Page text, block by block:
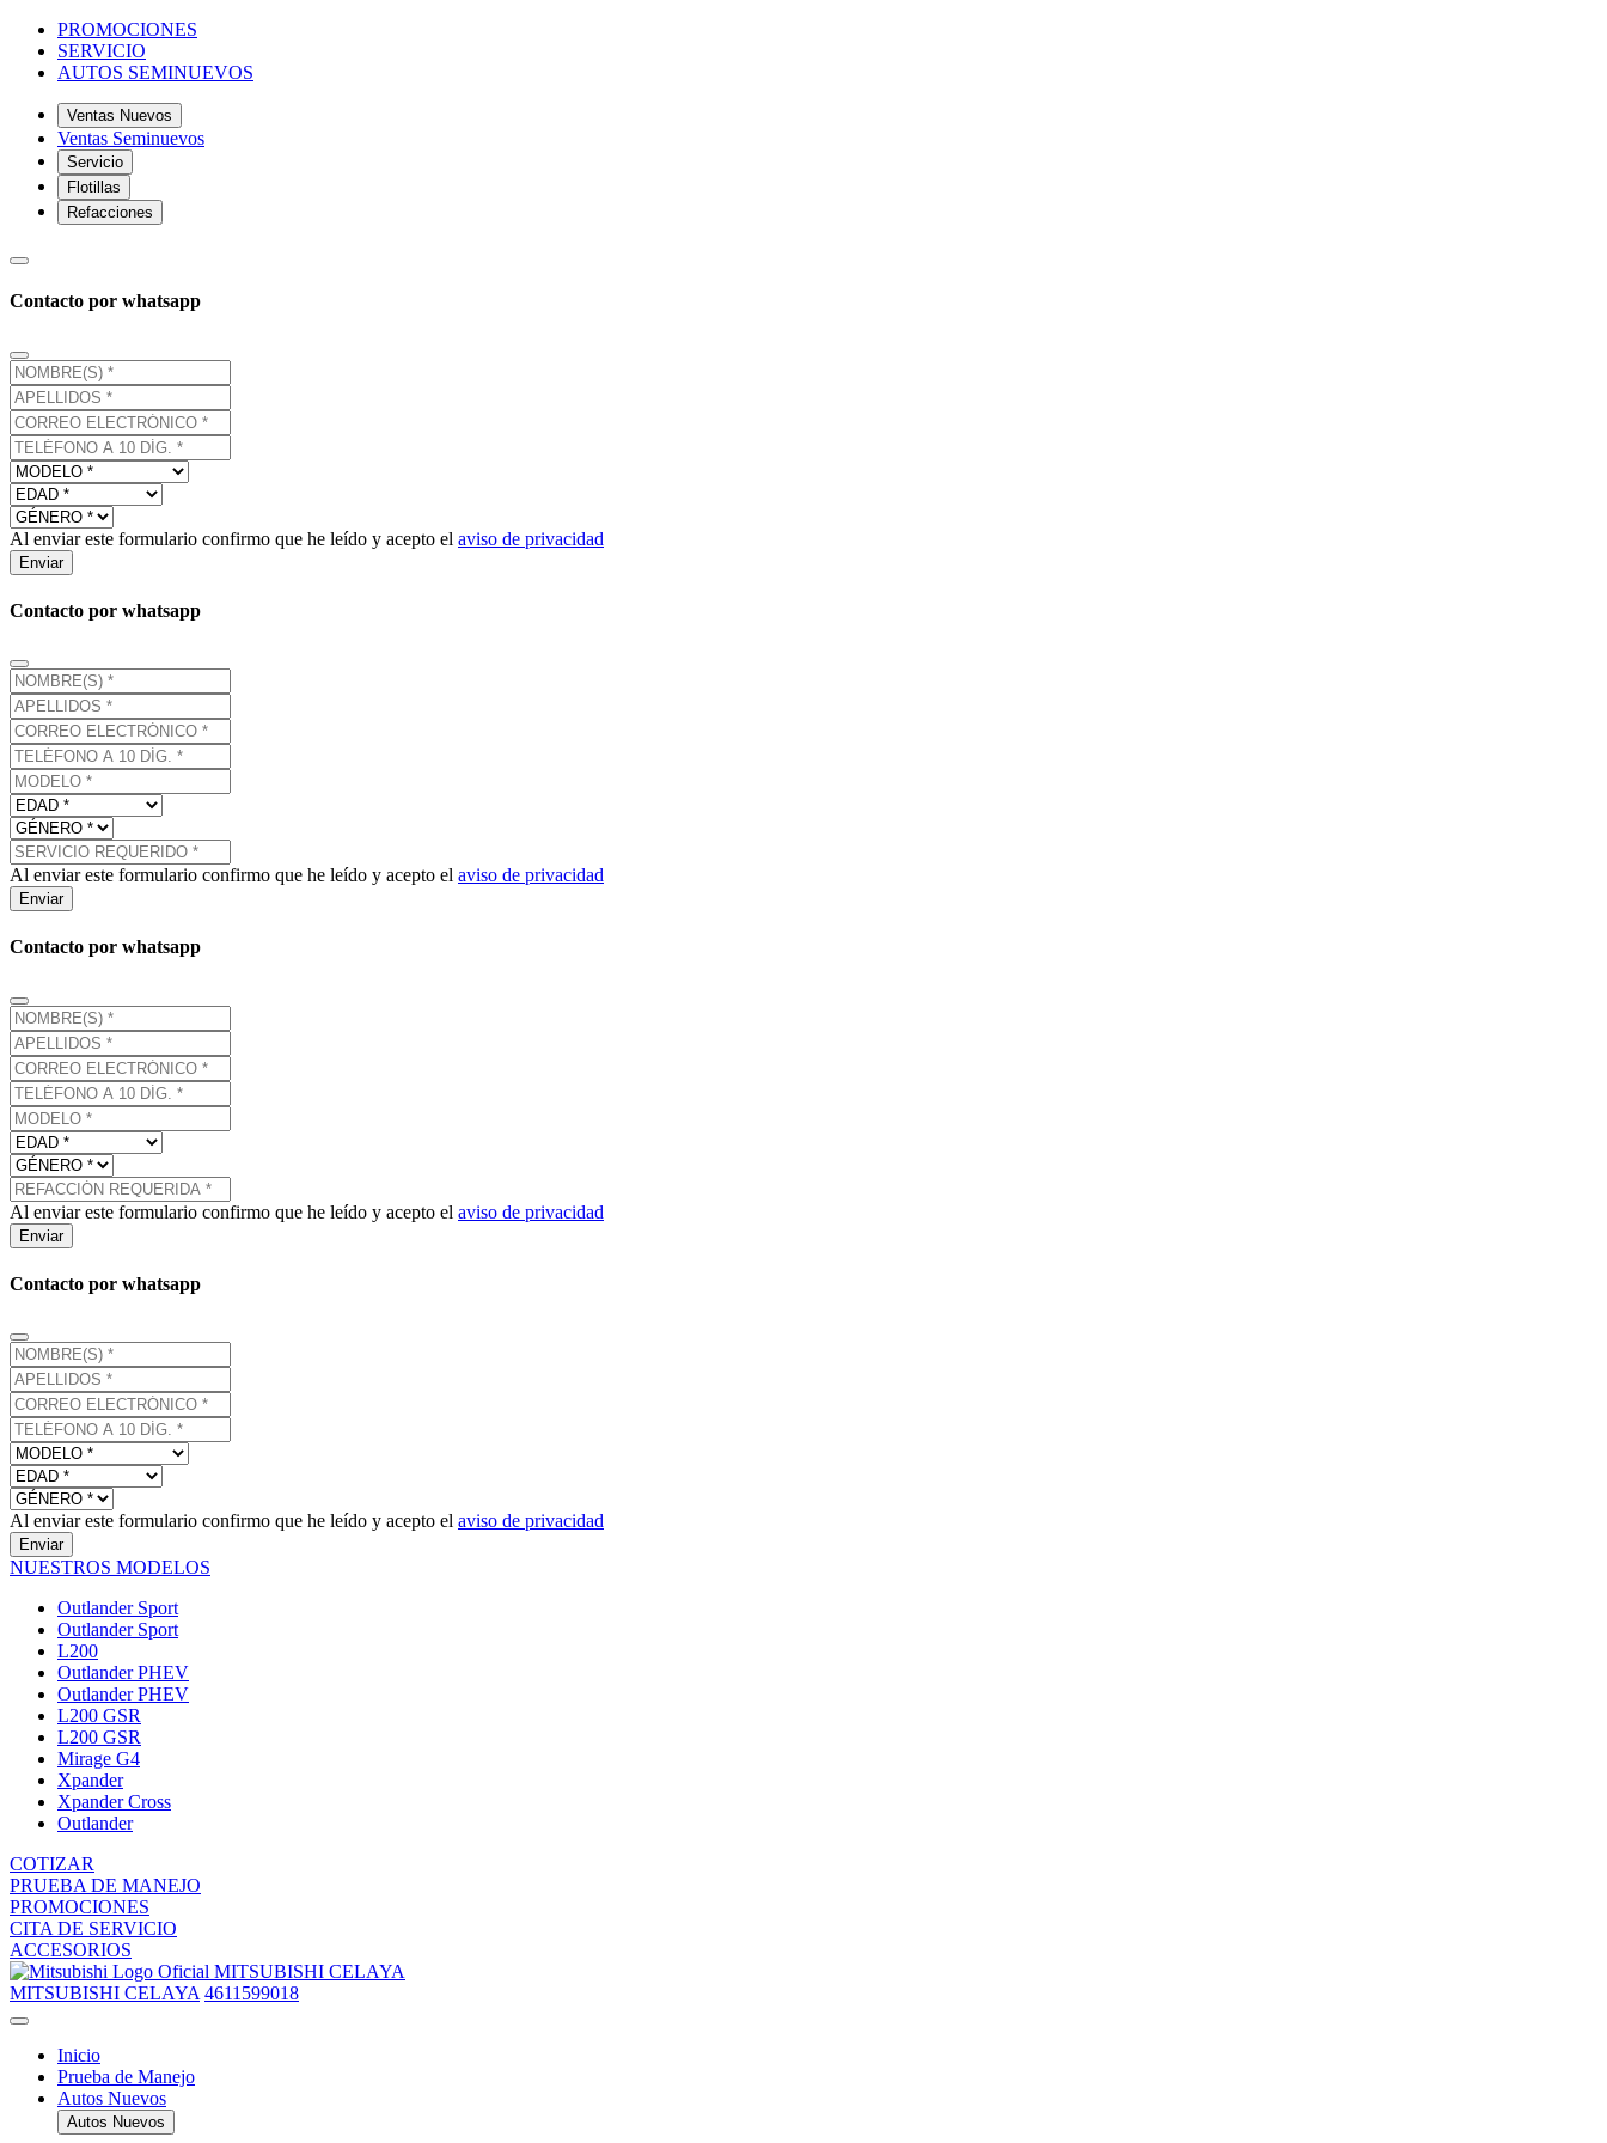
PROMOCIONES
SERVICIO
AUTOS SEMINUEVOS
Ventas Nuevos
Ventas Seminuevos
Servicio
Flotillas
Refacciones
Contacto por whatsapp
Al enviar este formulario confirmo que he leído y acepto el aviso de privacidad
Enviar
Contacto por whatsapp
Al enviar este formulario confirmo que he leído y acepto el aviso de privacidad
Enviar
Contacto por whatsapp
Al enviar este formulario confirmo que he leído y acepto el aviso de privacidad
Enviar
Contacto por whatsapp
Al enviar este formulario confirmo que he leído y acepto el aviso de privacidad
Enviar
NUESTROS MODELOS
Outlander Sport
Outlander Sport
L200
Outlander PHEV
Outlander PHEV
L200 GSR
L200 GSR
Mirage G4
Xpander
Xpander Cross
Outlander
COTIZAR
PRUEBA DE MANEJO
PROMOCIONES
CITA DE SERVICIO
ACCESORIOS
MITSUBISHI CELAYA
MITSUBISHI CELAYA 4611599018
Inicio
Prueba de Manejo
Autos Nuevos
Autos Nuevos